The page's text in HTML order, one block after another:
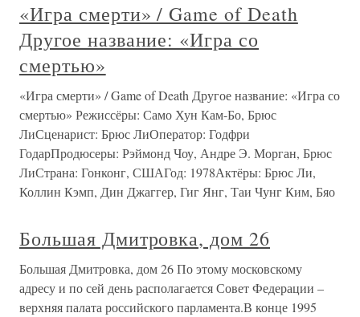
«Игра смерти» / Game of Death
Другое название: «Игра со
смертью»
«Игра смерти» / Game of Death Другое название: «Игра со
смертью» Режиссёры: Само Хун Кам-Бо, Брюс
ЛиСценарист: Брюс ЛиОператор: Годфри
ГодарПродюсеры: Рэймонд Чоу, Андре Э. Морган, Брюс
ЛиСтрана: Гонконг, СШАГод: 1978Актёры: Брюс Ли,
Коллин Кэмп, Дин Джаггер, Гиг Янг, Таи Чунг Ким, Бяо
Большая Дмитровка, дом 26
Большая Дмитровка, дом 26 По этому московскому
адресу и по сей день располагается Совет Федерации –
верхняя палата российского парламента.В конце 1995